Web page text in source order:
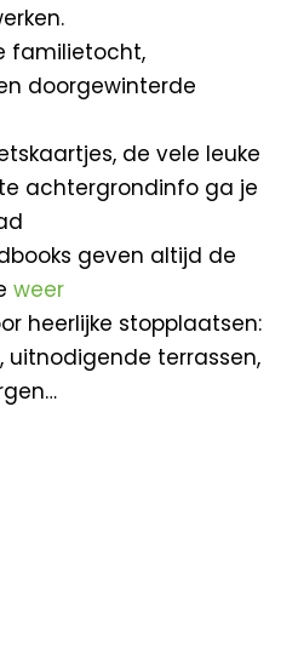
familietocht,
doorgewinterde
de vele leuke
achtergrondinfo ga je
geven altijd de
weer
heerlijke stopplaatsen:
terrassen,